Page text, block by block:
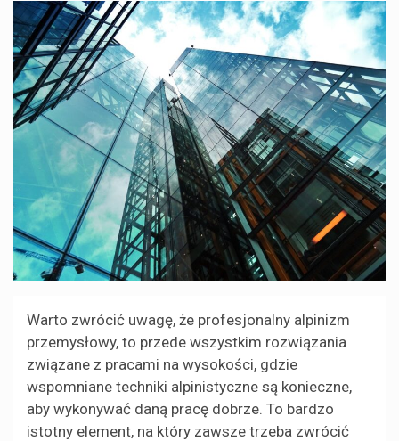
Warto zwrócić uwagę, że profesjonalny alpinizm
przemysłowy, to przede wszystkim rozwiązania
związane z pracami na wysokości, gdzie
wspomniane techniki alpinistyczne są konieczne,
aby wykonywać daną pracę dobrze. To bardzo
istotny element, na który zawsze trzeba zwrócić